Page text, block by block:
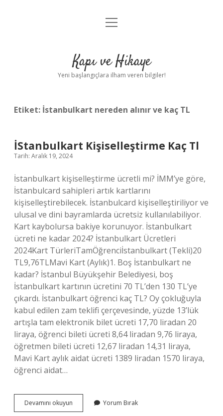
Anasayfa
Yasal Uyarı
menüyü
Kapı ve Hikaye
Yeni başlangıçlara ilham veren bilgiler!
Etiket: İstanbulkart nereden alınır ve kaç TL
İStanbulkart Kişiselleştirme Kaç Tl
Tarih: Aralık 19, 2024
İstanbulkart kişiselleştirme ücretli mi? İMM’ye göre,
İstanbulcard sahipleri artık kartlarını
kişiselleştirebilecek. İstanbulcard kişiselleştiriliyor ve
ulusal ve dini bayramlarda ücretsiz kullanılabiliyor.
Kart kaybolursa bakiye korunuyor. İstanbulkart
ücreti ne kadar 2024? İstanbulkart Ücretleri
2024Kart TürleriTamÖğrenciİstanbulkart (Tekli)20
TL9,76TLMavi Kart (Aylık)1. Boş İstanbulkart ne
kadar? İstanbul Büyükşehir Belediyesi, boş
İstanbulkart kartının ücretini 70 TL’den 130 TL’ye
çıkardı. İstanbulkart öğrenci kaç TL? Oy çokluğuyla
kabul edilen zam teklifi çerçevesinde, yüzde 13’lük
artışla tam elektronik bilet ücreti 17,70 liradan 20
liraya, öğrenci bileti ücreti 8,64 liradan 9,76 liraya,
öğretmen bileti ücreti 12,67 liradan 14,31 liraya,
Mavi Kart aylık aidat ücreti 1389 liradan 1570 liraya,
öğrenci aidat…
Devamını okuyun İStanbulkart
Kişiselleştirme
Yorum Bırak